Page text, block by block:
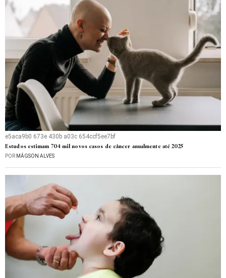
e5aca9b0 673e 430b a03c 654ccf5ee7bf
Estudos estimam 704 mil novos casos de câncer anualmente até 2025
POR MÁGSON ALVES